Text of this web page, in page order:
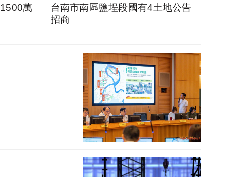
萬
台南市南區鹽埕段國有4土地公告
招商